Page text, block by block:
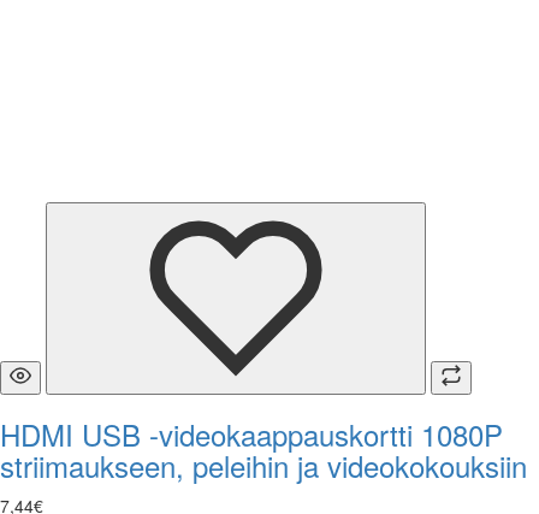
HDMI USB -videokaappauskortti 1080P
striimaukseen, peleihin ja videokokouksiin
7,44€